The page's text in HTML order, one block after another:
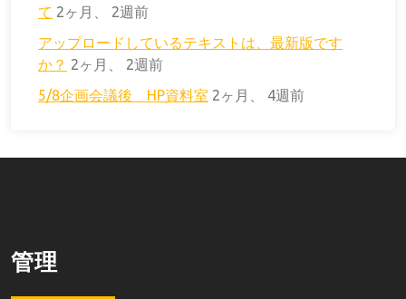
て 2ヶ月、 2週前
アップロードしているテキストは、最新版です
か？ 2ヶ月、 2週前
5/8企画会議後 HP資料室 2ヶ月、 4週前
管理